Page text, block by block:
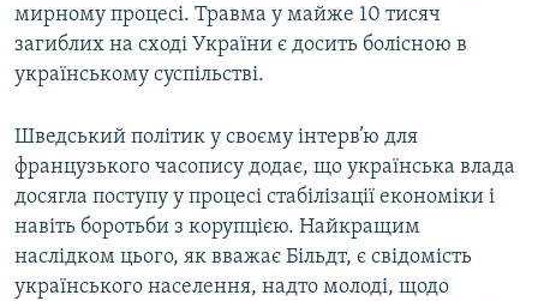
мирному процесі. Травма у майже 10 тисяч
загиблих на сході України є досить болісною в
українському суспільстві.
Шведський політик у своєму інтерв’ю для
французького часопису додає, що українська влада
досягла поступу у процесі стабілізації економіки і
навіть боротьби з корупцією. Найкращим
наслідком цього, як вважає Більдт, є свідомість
українського населення, надто молоді, щодо